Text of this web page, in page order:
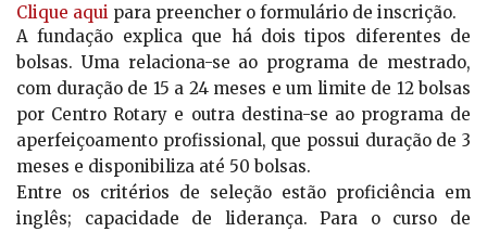
Clique aqui para preencher o formulário de inscrição.
A fundação explica que há dois tipos diferentes de
bolsas. Uma relaciona-se ao programa de mestrado,
com duração de 15 a 24 meses e um limite de 12 bolsas
por Centro Rotary e outra destina-se ao programa de
aperfeiçoamento profissional, que possui duração de 3
meses e disponibiliza até 50 bolsas.
Entre os critérios de seleção estão proficiência em
inglês; capacidade de liderança. Para o curso de